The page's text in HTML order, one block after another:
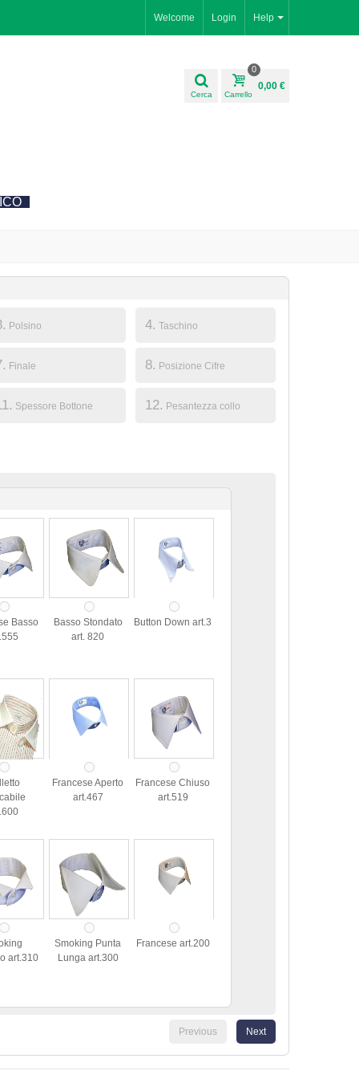
Help
Welcome Login
Cerca Carrello
0
0,00 €
Polsino 4. Taschino
Finale 8. Posizione Cifre
Spessore Bottone 12. Pesantezza collo
Basso
Basso Stondato
art. 820
Button Down art.3
Francese Aperto
art.467
Francese Chiuso
art.519
art.310
Smoking Punta
Lunga art.300
Francese art.200
Previous Next